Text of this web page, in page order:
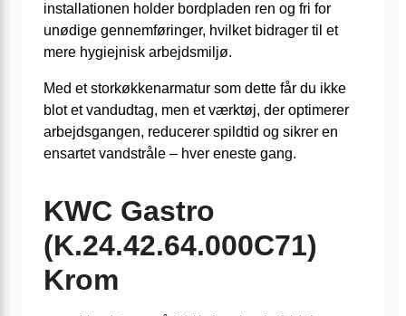
installationen holder bordpladen ren og fri for
unødige gennemføringer, hvilket bidrager til et
mere hygiejnisk arbejdsmiljø.
Med et storkøkkenarmatur som dette får du ikke
blot et vandudtag, men et værktøj, der optimerer
arbejdsgangen, reducerer spildtid og sikrer en
ensartet vandstråle – hver eneste gang.
KWC Gastro
(K.24.42.64.000C71)
Krom